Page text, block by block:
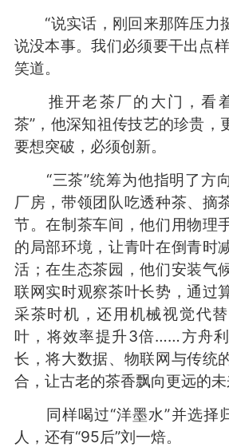
“说实话，刚回来那阵压力
说没本事。我们必须要干出点
笑道。
推开老茶厂的大门，看
茶”，他深知祖传技艺的珍贵，
要想突破，必须创新。
“三茶”统筹为他指明了方
厂房，带领团队吃透种茶、摘
节。在制茶车间，他们用物理
的局部环境，让青叶在倒青时
活；在生态茶园，他们安装气
联网实时观察茶叶长势，通过
采茶时机，还用机械视觉代
叶，将效率提升3倍……方舟
长，将大数据、物联网与传统
合，让古老的茶香飘向更远的未
同样喝过“洋墨水”并选择
人，还有“95后”刘一焙。